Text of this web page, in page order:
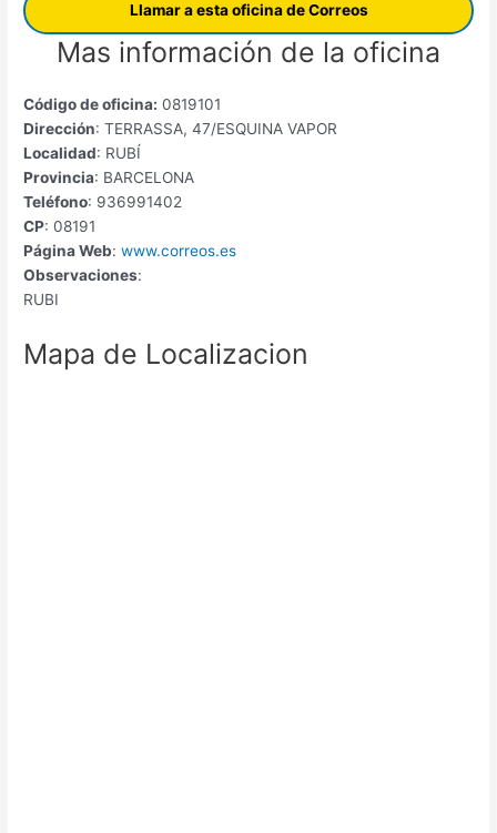
Llamar a esta oficina de Correos
Mas información de la oficina
Código de oficina: 0819101
Dirección: TERRASSA, 47/ESQUINA VAPOR
Localidad: RUBÍ
Provincia: BARCELONA
Teléfono: 936991402
CP: 08191
Página Web: www.correos.es
Observaciones:
RUBI
Mapa de Localizacion